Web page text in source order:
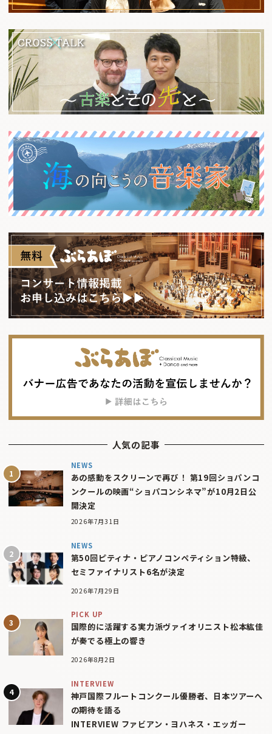
人気の記事
NEWS
あの感動をスクリーンで再び！ 第19回ショパンコ
ンクールの映画“ショパコンシネマ”が10月2日公
開決定
2026年7月31日
NEWS
第50回ピティナ・ピアノコンペティション特級、
セミファイナリスト6名が決定
2026年7月29日
PICK UP
国際的に活躍する実力派ヴァイオリニスト松本紘佳
が奏でる極上の響き
2026年8月2日
INTERVIEW
神戸国際フルートコンクール優勝者、日本ツアーへ
の期待を語る
INTERVIEW ファビアン・ヨハネス・エッガー